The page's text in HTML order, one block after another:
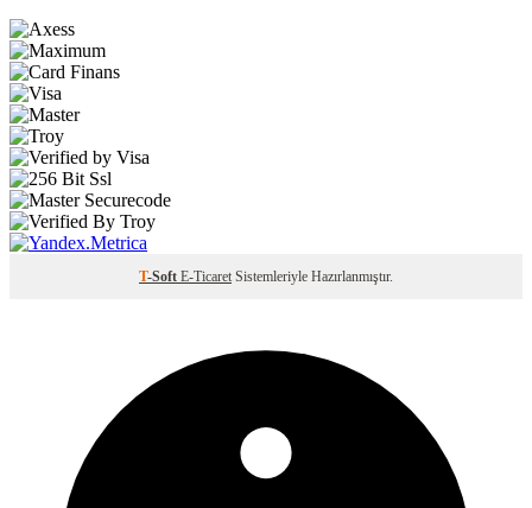
T-Soft E-Ticaret Sistemleriyle Hazırlanmıştır.